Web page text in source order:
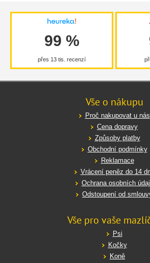
99 %
přes 13 tis. recenzí
Vše o nákupu
Proč nakupovat u nás
Cena dopravy
Způsoby platby
Obchodní podmínky
Reklamace
Vrácení peněz do 14
Ochrana osobních
Odstoupení od
Vše pro vaše
Psi
Kočky
Koně